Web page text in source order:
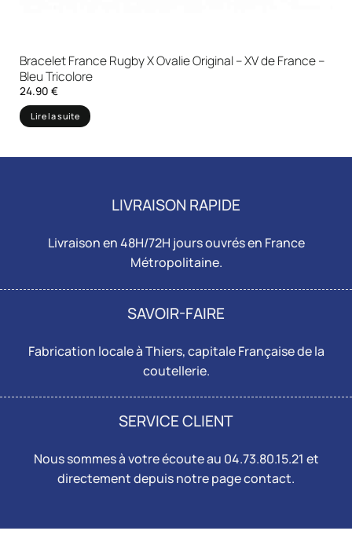
Bracelet France Rugby X Ovalie Original – XV de France –
Bleu Tricolore
24.90 €
Lire la suite
LIVRAISON RAPIDE
Livraison en 48H/72H jours ouvrés en France
Métropolitaine.
SAVOIR-FAIRE
Fabrication locale à Thiers, capitale Française de la
coutellerie.
SERVICE CLIENT
Nous sommes à votre écoute au 04.73.80.15.21 et
directement depuis notre pagecontact.